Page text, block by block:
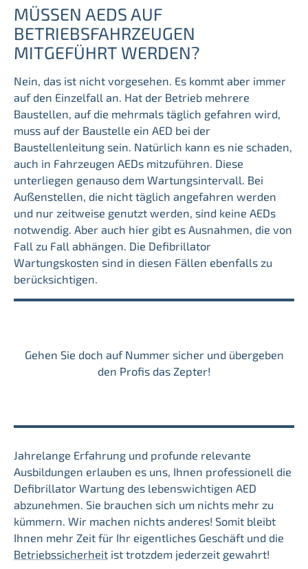
MÜSSEN AEDS AUF
BETRIEBSFAHRZEUGEN
MITGEFÜHRT WERDEN?
Nein, das ist nicht vorgesehen. Es kommt aber immer
auf den Einzelfall an. Hat der Betrieb mehrere
Baustellen, auf die mehrmals täglich gefahren wird,
muss auf der Baustelle ein AED bei der
Baustellenleitung sein. Natürlich kann es nie schaden,
auch in Fahrzeugen AEDs mitzuführen. Diese
unterliegen genauso dem Wartungsintervall. Bei
Außenstellen, die nicht täglich angefahren werden
und nur zeitweise genutzt werden, sind keine AEDs
notwendig. Aber auch hier gibt es Ausnahmen, die von
Fall zu Fall abhängen. Die Defibrillator
Wartungskosten sind in diesen Fällen ebenfalls zu
berücksichtigen.
Gehen Sie doch auf Nummer sicher und übergeben
den Profis das Zepter!
Jahrelange Erfahrung und profunde relevante
Ausbildungen erlauben es uns, Ihnen professionell die
Defibrillator Wartung des lebenswichtigen AED
abzunehmen. Sie brauchen sich um nichts mehr zu
kümmern. Wir machen nichts anderes! Somit bleibt
Ihnen mehr Zeit für Ihr eigentliches Geschäft und die
Betriebssicherheit ist trotzdem jederzeit gewahrt!